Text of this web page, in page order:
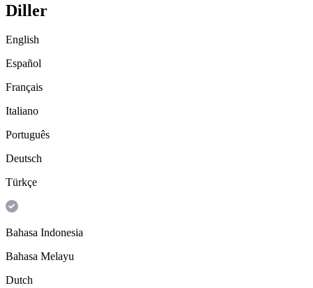
Diller
English
Español
Français
Italiano
Português
Deutsch
Türkçe
Bahasa Indonesia
Bahasa Melayu
Dutch